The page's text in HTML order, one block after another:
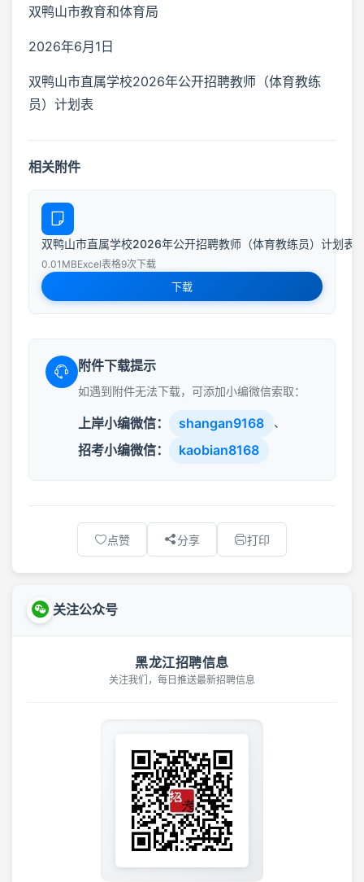
双鸭山市教育和体育局
2026年6月1日
双鸭山市直属学校2026年公开招聘教师（体育教练
员）计划表
相关附件
双鸭山市直属学校2026年公开招聘教师（体育教练员）计划
0.01MBExcel表格9次下载
下载
附件下载提示
如遇到附件无法下载，可添加小编微信索取：
上岸小编微信： shangan9168 、
招考小编微信： kaobian8168
点赞 分享 打印
关注公众号
黑龙江招聘信息
关注我们，每日推送最新招聘信息